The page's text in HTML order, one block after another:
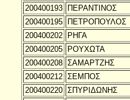
200400193
ΠΕΡΑΝΤΙΝΟΣ
200400195
ΠΕΤΡΟΠΟΥΛΟΣ
200400202
ΡΗΓΑ
200400205
ΡΟΥΧΩΤΑ
200400208 ΣΑΜΑΡΤΖΗΣ
200400212 ΣΕΜΠΟΣ
200400220 ΣΠΥΡΙΔΩΝΗΣ